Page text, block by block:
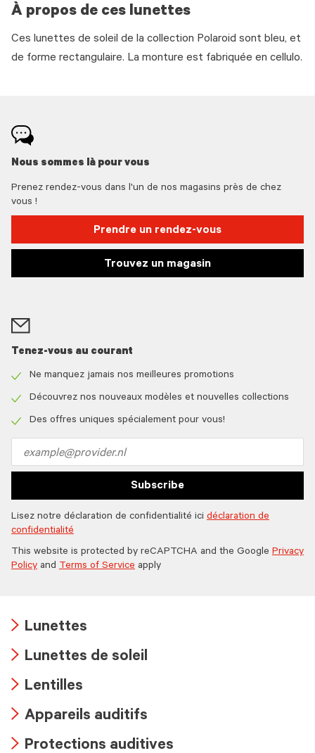
À propos de ces lunettes
Ces lunettes de soleil de la collection Polaroid sont bleu, et
de forme rectangulaire. La monture est fabriquée en cellulo.
Nous sommes là pour vous
Prenez rendez-vous dans l'un de nos magasins près de chez
vous !
Prendre un rendez-vous
Trouvez un magasin
Tenez-vous au courant
icon
Ne manquez jamais nos meilleures promotions
icon
Découvrez nos nouveaux modèles et nouvelles collections
Des offres uniques spécialement pour vous!
address
Subscribe
Lisez notre déclaration de confidentialité ici déclaration de
confidentialité
This website is protected by reCAPTCHA and the Google Privacy
Policy and Terms of Service apply
icon
Lunettes
icon
Lunettes de soleil
icon
Lentilles
icon
Appareils auditifs
Protections auditives